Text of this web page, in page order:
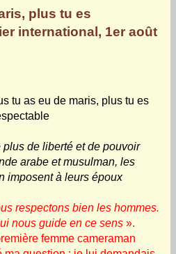
plus tu es
international, 1er août
tu as eu de maris, plus tu es
de liberté et de pouvoir
arabe et musulman, les
imposent à leurs époux
respectons bien les hommes.
nous guide en ce sens ».
femme cameraman